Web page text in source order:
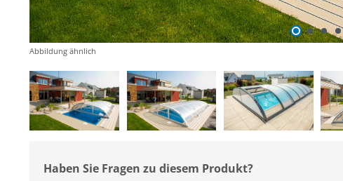
Abbildung ähnlich
Haben Sie Fragen zu diesem Produkt?